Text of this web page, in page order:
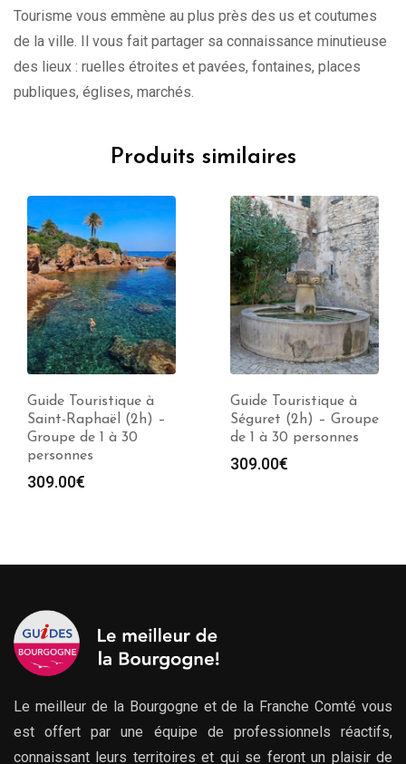
Tourisme vous emmène au plus près des us et coutumes
de la ville. Il vous fait partager sa connaissance minutieuse
des lieux : ruelles étroites et pavées, fontaines, places
publiques, églises, marchés.
Produits similaires
Guide Touristique à
Saint-Raphaël (2h) –
Groupe de 1 à 30
personnes
309.00€
Guide Touristique à
Séguret (2h) – Groupe
de 1 à 30 personnes
309.00€
Le meilleur de la Bourgogne et de la Franche Comté vous
est offert par une équipe de professionnels réactifs,
connaissant leurs territoires et qui se feront un plaisir de